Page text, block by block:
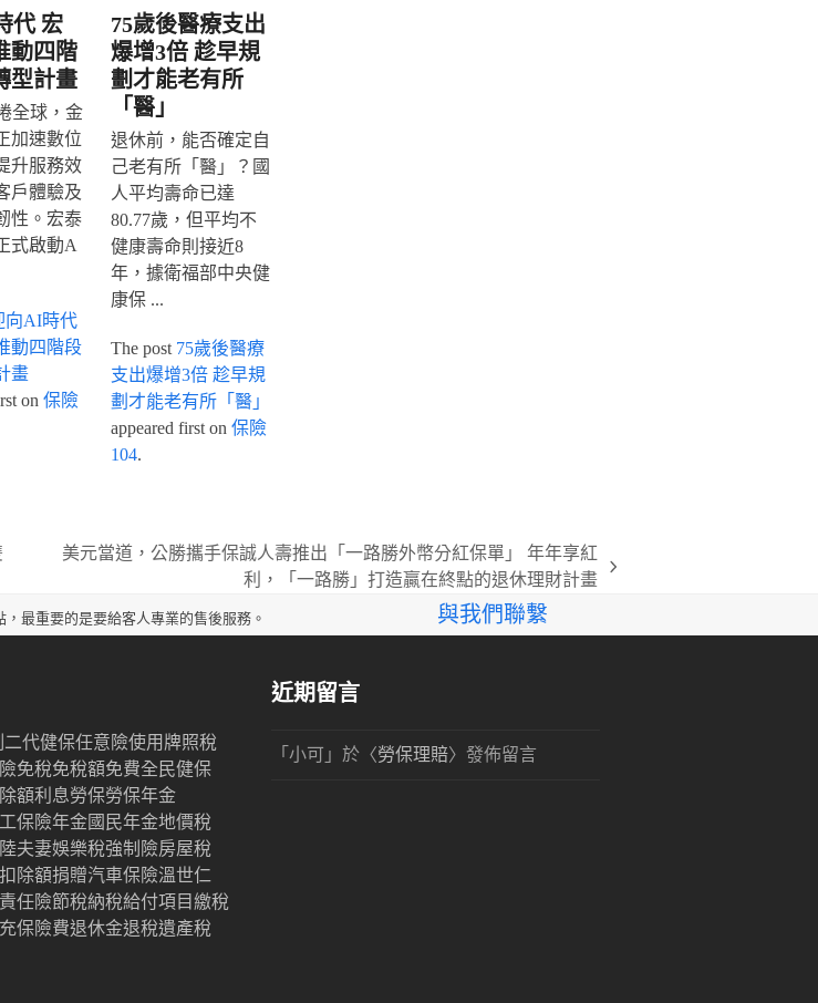
代 宏
動四階
型計畫
全球，金
加速數位
升服務效
戶體驗及
性。宏泰
式啟動A
向AI時代
動四階段
畫
on 保險
75歲後醫療支出
爆增3倍 趁早規
劃才能老有所
「醫」
退休前，能否確定自
己老有所「醫」？國
人平均壽命已達
80.77歲，但平均不
健康壽命則接近8
年，據衛福部中央健
康保 ...
The post 75歲後醫療
支出爆增3倍 趁早規
劃才能老有所「醫」
appeared first on 保險
104.
美元當道，公勝攜手保誠人壽推出「一路勝外幣分紅保單」 年年享紅
利，「一路勝」打造贏在終點的退休理財計畫
最重要的是要給客人專業的售後服務。 與我們聯繫
二代健保任意險使用牌照稅
免稅免稅額免費全民健保
額利息勞保勞保年金
保險年金國民年金地價稅
夫妻娛樂稅強制險房屋稅
扣除額捐贈汽車保險溫世仁
任險節稅納稅給付項目 繳稅
保險費退休金退稅遺產稅
近期留言
「小可 」於〈勞保理賠〉發佈留言